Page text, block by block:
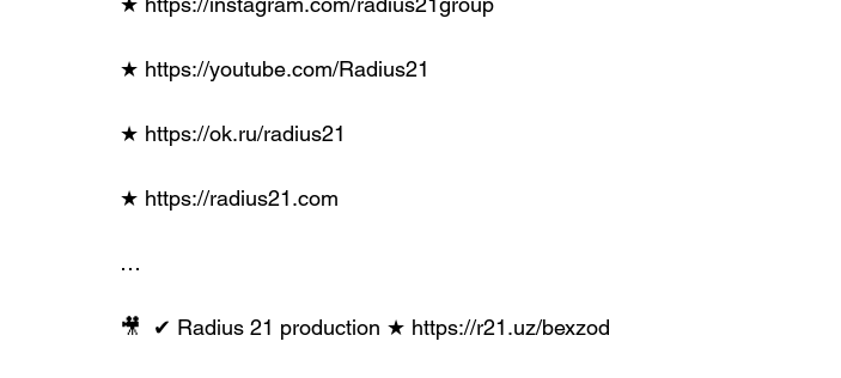
★ https://youtube.com/Radius21
★ https://ok.ru/radius21
★ https://radius21.com
…
🎥  ✔︎ Radius 21 production ★ https://r21.uz/bexzod